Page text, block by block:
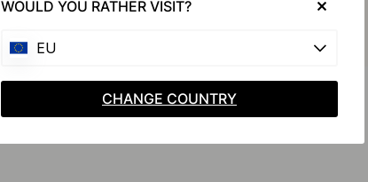
WOULD YOU RATHER VISIT?
EU
CHANGE COUNTRY